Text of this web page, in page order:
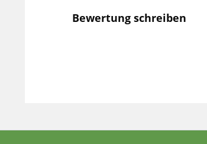
Bewertung schreiben